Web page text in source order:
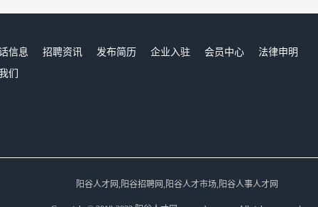
信息 招聘资讯 发布简历 企业入驻 会员中心
法律申明
们
阳谷人才网,阳谷招聘网,阳谷人才市场,阳谷人事人才网